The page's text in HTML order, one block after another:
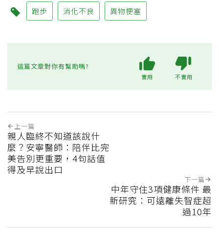
跑步 消化不良 異物梗塞
這篇文章對你有幫助嗎?
實用 不實用
上一篇
親人臨終不知道該說什
麼？安寧醫師：陪伴比完
美告別更重要，4句話值
得及早說出口
下一篇
中年守住3項健康條件 最
新研究：可遠離失智症超
過10年